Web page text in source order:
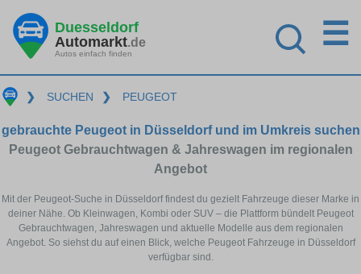
Duesseldorf
Automarkt.de
Autos einfach finden
☰
❯ SUCHEN ❯ PEUGEOT
gebrauchte Peugeot in Düsseldorf und im Umkreis suchen
Peugeot Gebrauchtwagen & Jahreswagen im regionalen
Angebot
Mit der Peugeot-Suche in Düsseldorf findest du gezielt Fahrzeuge dieser Marke in
deiner Nähe. Ob Kleinwagen, Kombi oder SUV – die Plattform bündelt Peugeot
Gebrauchtwagen, Jahreswagen und aktuelle Modelle aus dem regionalen
Angebot. So siehst du auf einen Blick, welche Peugeot Fahrzeuge in Düsseldorf
verfügbar sind.